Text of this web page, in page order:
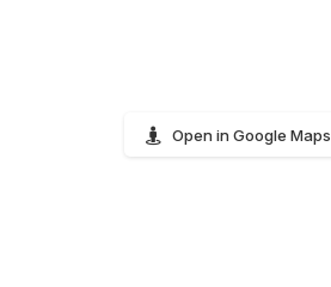
Open in Google Maps